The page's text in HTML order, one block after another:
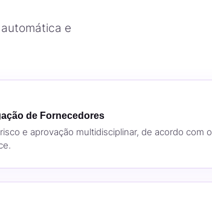
e
de Fornecedores
e aprovação multidisciplinar, de acordo com o